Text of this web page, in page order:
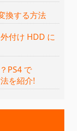
換する方法
付け HDD に
PS4 で
を紹介!